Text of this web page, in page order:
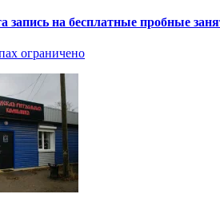
на бесплатные пробные
ограничено